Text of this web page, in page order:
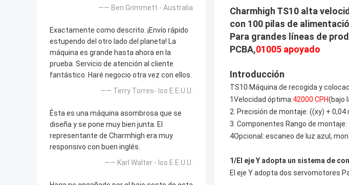
—— Ben Grimmett - Australia
Exactamente como descrito. ¡Envío rápido
estupendo del otro lado del planeta! La
máquina es grande hasta ahora en la
prueba. Servicio de atención al cliente
fantástico. Haré negocio otra vez con ellos.
—— Terry Torres- los E.E.U.U.
Ésta es una máquina asombrosa que se
diseña y se pone muy bien junta. El
representante de Charmhigh era muy
responsivo con buen inglés.
—— Karl Walter - los E.E.U.U.
Charmhigh TS10 alta
con 100 pilas de
Para grandes líneas de
PCBA,01005 apoyado
Introducción
TS10 Máquina de recogida y
1Velocidad óptima:42000 CPH(bajo
2. Precisión de montaje: ((xy) + 0,04
3. Componentes Rango de
4Opcional: escaneo de luz azul,
1/El eje Y adopta un sistema de
El eje Y adopta dos servomotores